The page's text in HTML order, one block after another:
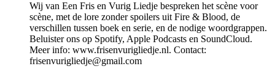
Wij van Een Fris en Vurig Liedje bespreken het scène voor
scène, met de lore zonder spoilers uit Fire & Blood, de
verschillen tussen boek en serie, en de nodige woordgrappen.
Beluister ons op Spotify, Apple Podcasts en SoundCloud.
Meer info: www.frisenvurigliedje.nl. Contact:
frisenvurigliedje@gmail.com